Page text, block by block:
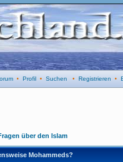
• Profil • Suchen • Registrieren •
über den Islam
Mohammeds?